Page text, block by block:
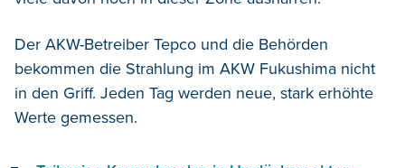
Der AKW-Betreiber Tepco und die Behörden
bekommen die Strahlung im AKW Fukushima nicht
in den Griff. Jeden Tag werden neue, stark erhöhte
Werte gemessen.